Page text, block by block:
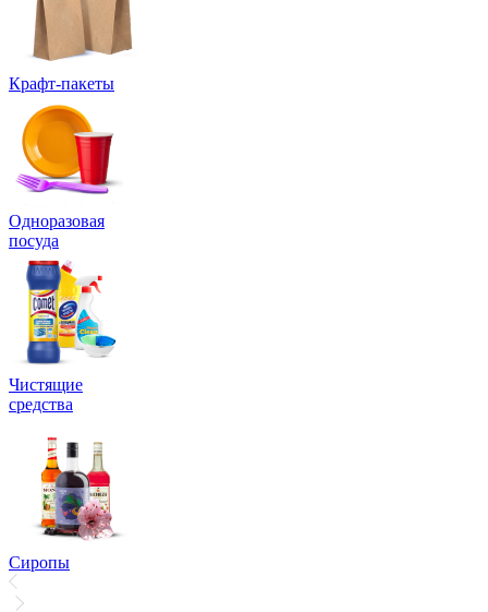
Крафт-пакеты
Одноразовая
посуда
Чистящие
средства
Сиропы